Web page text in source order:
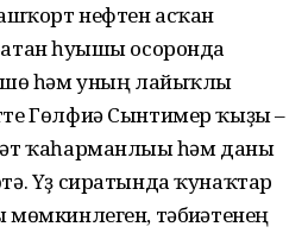
нефтен асҡан
һуғышы осоронда
һәм уның лайыҡлы
Гөлфиә Сынтимер ҡыҙы –
ҡаһарманлығы һәм даны
Үҙ сиратында ҡунаҡтар
тәбиғәтенең